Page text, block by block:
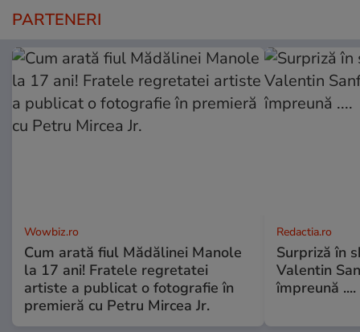
PARTENERI
Wowbiz.ro
Cum arată fiul Mădălinei Manole
la 17 ani! Fratele regretatei
artiste a publicat o fotografie în
premieră cu Petru Mircea Jr.
Redactia.ro
Surpriză în
Valentin
împreună ....